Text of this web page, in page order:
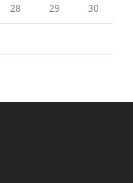
28 29 30